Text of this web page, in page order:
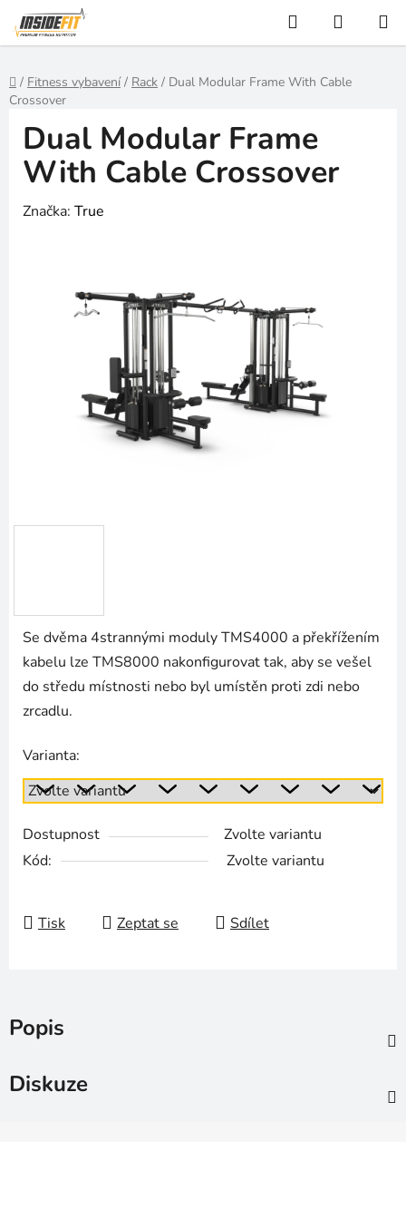
Přejít
na
obsah
Hledat
KOŠÍK
Domů
/ Fitness vybavení / Rack / Dual Modular Frame With Cable
Crossover
Se dvěma 4strannými moduly TMS4000 a překřížením
kabelu lze TMS8000 nakonfigurovat tak, aby se vešel
do středu místnosti nebo byl umístěn proti zdi nebo
zrcadlu.
Varianta:
Dostupnost
Zvolte variantu
Kód:
Zvolte variantu
Tisk Zeptat se Sdílet
Dual Modular Frame
With Cable Crossover
Značka: True
Popis
Diskuze